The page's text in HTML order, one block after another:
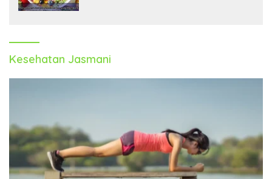
Kesehatan Jasmani